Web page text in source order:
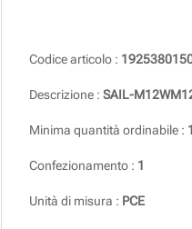
Codice articolo :
Descrizione :SAIL-
Minima quantità ordinabile : 1
Confezionamento : 1
Unità di misura : PCE